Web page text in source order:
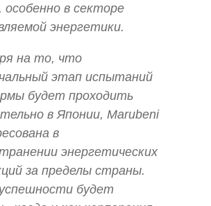
особенно в секторе
энергетики.
на то, что
этап испытаний
будет проходить
в Японии, Marubeni
в
энергетических
за пределы страны.
будет